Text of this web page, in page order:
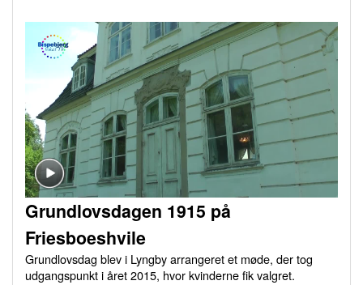
Grundlovsdagen 1915 på
Friesboeshvile
Grundlovsdag blev i Lyngby arrangeret et møde, der tog
udgangspunkt i året 2015, hvor kvinderne fik valgret.